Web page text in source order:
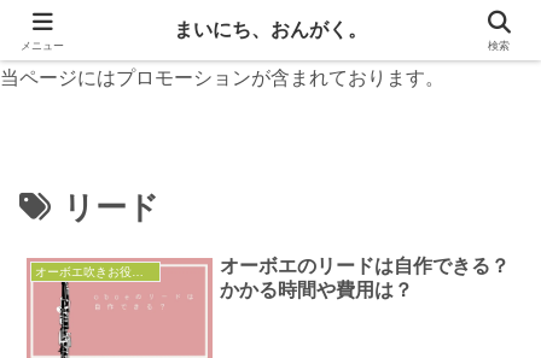
無料楽譜と音楽お役立ち情報
当ページにはプロモーションが含まれております。
リード
オーボエ吹きお役立ち
オーボエのリードは自作できる？
かかる時間や費用は？
メニュー
まいにち、おんがく。
検索